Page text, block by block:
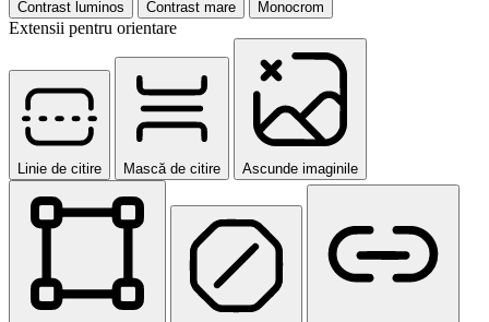
Contrast luminos Contrast mare Monocrom
Extensii pentru orientare
Linie de citire Mască de citire Ascunde imaginile